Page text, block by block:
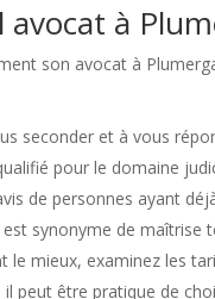
à
son avocat à
seconder et à vous
pour le domaine
de personnes ayant
synonyme de maîtrise
le mieux, examinez les
il peut être pratique de